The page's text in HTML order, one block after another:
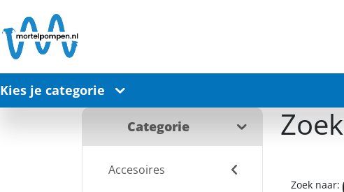
Kies je categorie
Categorie
Accesoires
Zoek
Zoek naar: